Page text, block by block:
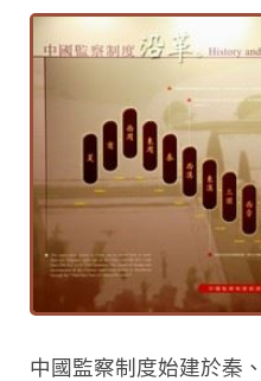
中國監察制度始建於秦